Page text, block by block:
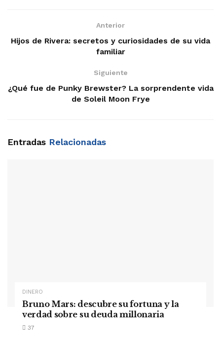
Anterior
Hijos de Rivera: secretos y curiosidades de su vida
familiar
Siguiente
¿Qué fue de Punky Brewster? La sorprendente vida
de Soleil Moon Frye
Entradas Relacionadas
DINERO
Bruno Mars: descubre su fortuna y la
verdad sobre su deuda millonaria
37